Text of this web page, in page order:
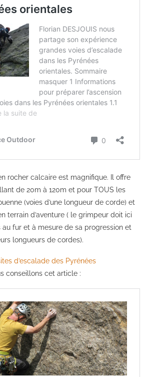
rocher calcaire est magnifique. Il offre
de 20m à 120m et pour TOUS les
(voies d’une longueur de corde) et
terrain d’aventure ( le grimpeur doit ici
au fur et à mesure de sa progression et
longueurs de cordes).
d’escalade des Pyrénées
conseillons cet article :